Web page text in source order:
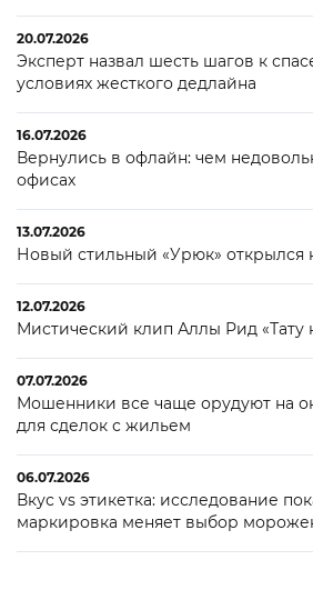
20.07.2026
Эксперт назвал шесть шагов к
условиях жесткого дедлайна
16.07.2026
Вернулись в офлайн: чем
офисах
13.07.2026
Новый стильный «Урюк» открылся
12.07.2026
Мистический клип Аллы Рид «Тату
07.07.2026
Мошенники все чаще орудуют на
для сделок с жильем
06.07.2026
Вкус vs этикетка: исследование
маркировка меняет выбор